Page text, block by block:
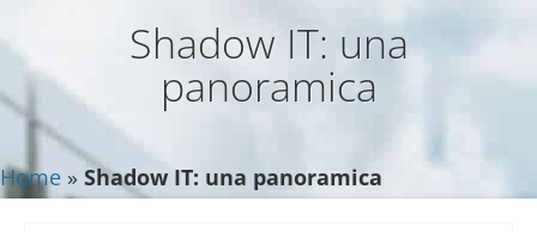
Shadow IT: una
panoramica
Home » Shadow IT: una panoramica